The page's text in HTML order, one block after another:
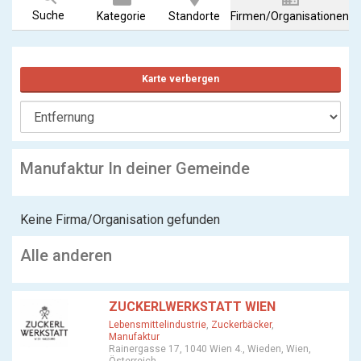
Suche Kategorie Standorte Firmen/Organisationen
Karte verbergen
Manufaktur In deiner Gemeinde
Keine Firma/Organisation gefunden
Alle anderen
ZUCKERLWERKSTATT WIEN
Lebensmittelindustrie, Zuckerbäcker,
Manufaktur
Rainergasse 17, 1040 Wien 4., Wieden, Wien,